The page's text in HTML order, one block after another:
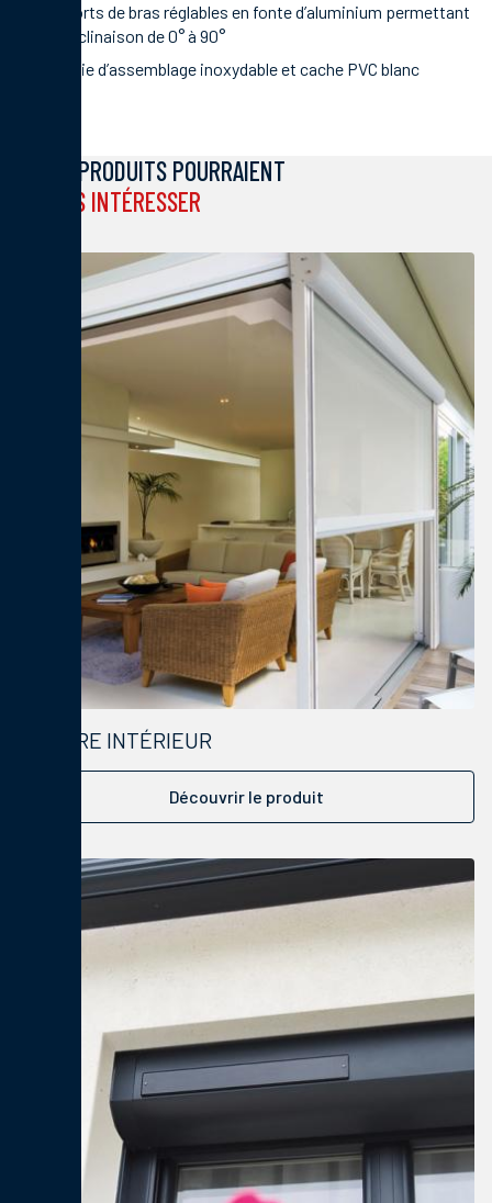
Supports de bras réglables en fonte d’aluminium permettant
une inclinaison de 0° à 90°
Visserie d’assemblage inoxydable et cache PVC blanc
CES PRODUITS POURRAIENT
VOUS INTÉRESSER
STORE INTÉRIEUR
Découvrir le produit